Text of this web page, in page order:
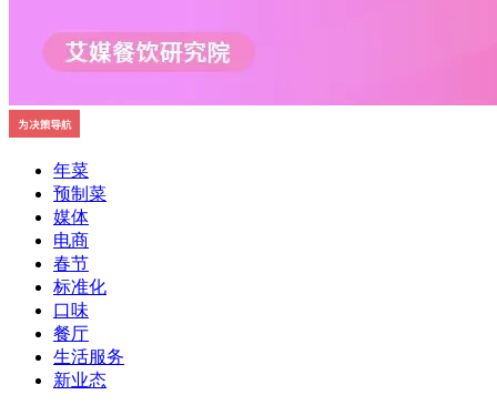
年菜
预制菜
媒体
电商
春节
标准化
口味
餐厅
生活服务
新业态